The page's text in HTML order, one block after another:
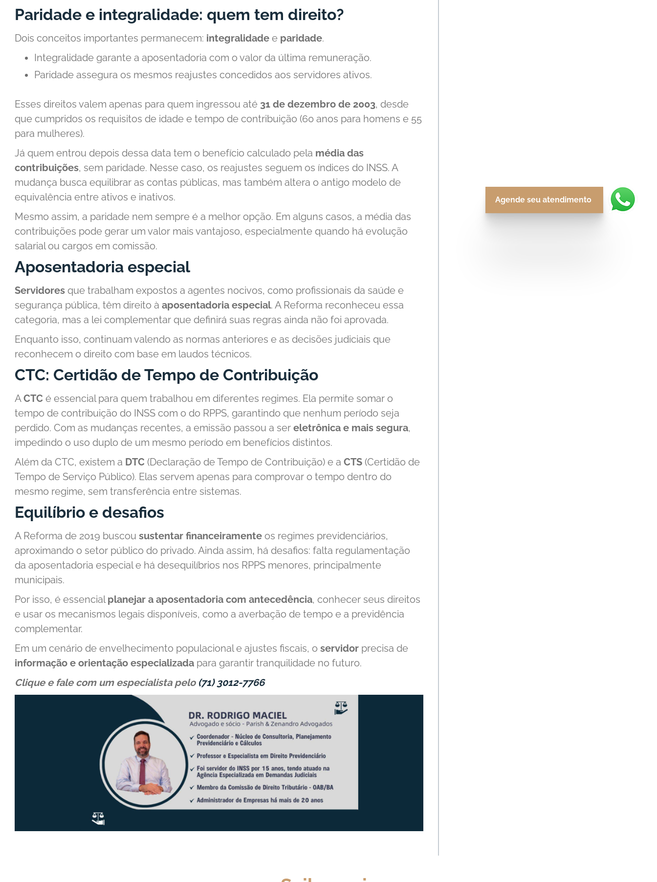
Agende seu atendimento
Paridade e integralidade: quem tem direito?
Dois conceitos importantes permanecem: integralidade e paridade.
Integralidade garante a aposentadoria com o valor da última remuneração.
Paridade assegura os mesmos reajustes concedidos aos servidores ativos.
Esses direitos valem apenas para quem ingressou até 31 de dezembro de 2003, desde
que cumpridos os requisitos de idade e tempo de contribuição (60 anos para homens e 55
para mulheres).
Já quem entrou depois dessa data tem o benefício calculado pela média das
contribuições, sem paridade. Nesse caso, os reajustes seguem os índices do INSS. A
mudança busca equilibrar as contas públicas, mas também altera o antigo modelo de
equivalência entre ativos e inativos.
Mesmo assim, a paridade nem sempre é a melhor opção. Em alguns casos, a média das
contribuições pode gerar um valor mais vantajoso, especialmente quando há evolução
salarial ou cargos em comissão.
Aposentadoria especial
Servidores que trabalham expostos a agentes nocivos, como profissionais da saúde e
segurança pública, têm direito à aposentadoria especial. A Reforma reconheceu essa
categoria, mas a lei complementar que definirá suas regras ainda não foi aprovada.
Enquanto isso, continuam valendo as normas anteriores e as decisões judiciais que
reconhecem o direito com base em laudos técnicos.
CTC: Certidão de Tempo de Contribuição
ACTC é essencial para quem trabalhou em diferentes regimes. Ela permite somar o
tempo de contribuição do INSS com o do RPPS, garantindo que nenhum período seja
perdido. Com as mudanças recentes, a emissão passou a ser eletrônica e mais segura,
impedindo o uso duplo de um mesmo período em benefícios distintos.
Além da CTC, existem a DTC (Declaração de Tempo de Contribuição) e a CTS (Certidão de
Tempo de Serviço Público). Elas servem apenas para comprovar o tempo dentro do
mesmo regime, sem transferência entre sistemas.
Equilíbrio e desafios
A Reforma de 2019 buscou sustentar financeiramente os regimes previdenciários,
aproximando o setor público do privado. Ainda assim, há desafios: falta regulamentação
da aposentadoria especial e há desequilíbrios nos RPPS menores, principalmente
municipais.
Por isso, é essencialplanejar a aposentadoria com antecedência, conhecer seus direitos
e usar os mecanismos legais disponíveis, como a averbação de tempo e a previdência
complementar.
Em um cenário de envelhecimento populacional e ajustes fiscais, o servidor precisa de
informação e orientação especializada para garantir tranquilidade no futuro.
Clique e fale com um especialista pelo (71) 3012-7766